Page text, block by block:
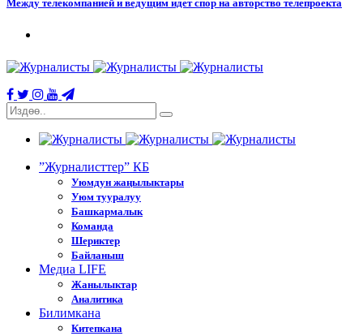
Между телекомпанией и ведущим идет спор на авторство телепроекта
”Журналисттер” КБ
Уюмдун жаңылыктары
Уюм тууралуу
Башкармалык
Команда
Шериктер
Байланыш
Медиа LIFE
Жанылыктар
Аналитика
Билимкана
Китепкана